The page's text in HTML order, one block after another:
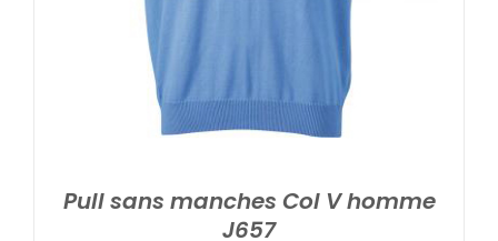
Pull sans manches Col V homme
J657